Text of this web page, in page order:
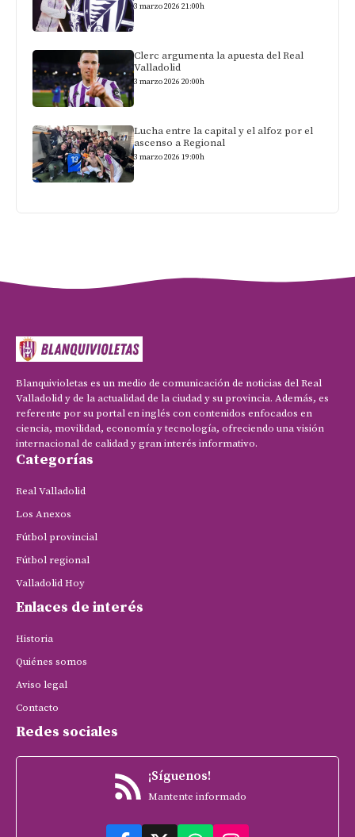
3 marzo 2026 21:00h
Clerc argumenta la apuesta del Real
Valladolid
3 marzo 2026 20:00h
Lucha entre la capital y el alfoz por el
ascenso a Regional
3 marzo 2026 19:00h
Blanquivioletas es un medio de comunicación de noticias del Real
Valladolid y de la actualidad de la ciudad y su provincia. Además, es
referente por su portal en inglés con contenidos enfocados en
ciencia, movilidad, economía y tecnología, ofreciendo una visión
internacional de calidad y gran interés informativo.
Categorías
Real Valladolid
Los Anexos
Fútbol provincial
Fútbol regional
Valladolid Hoy
Enlaces de interés
Historia
Quiénes somos
Aviso legal
Contacto
Redes sociales
¡Síguenos!
Mantente informado